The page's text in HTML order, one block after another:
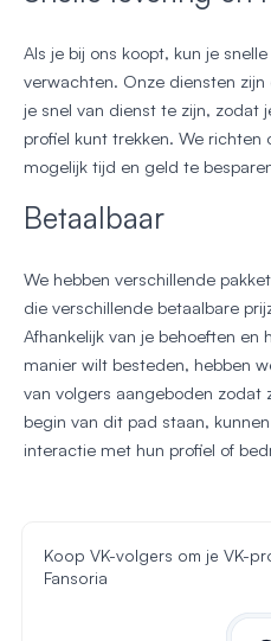
Als je bij ons koopt, kun je
verwachten. Onze diensten
je snel van dienst te zijn, zodat
profiel kunt trekken. We richten
mogelijk tijd en geld te
Betaalbaar
We hebben verschillende
die verschillende betaalbare
Afhankelijk van je behoeften
manier wilt besteden, hebben
van volgers aangeboden zodat
begin van dit pad staan,
interactie met hun profiel of
Koop VK-volgers om je VK-
Fansoria